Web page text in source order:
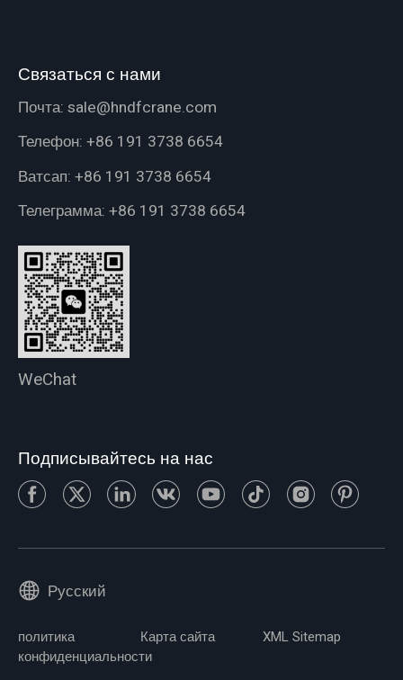
Связаться с нами
Почта: sale@hndfcrane.com
Телефон: +86 191 3738 6654
Ватсап: +86 191 3738 6654
Телеграмма: +86 191 3738 6654
WeChat
Подписывайтесь на нас
Русский
политика
конфиденциальности
Карта сайта XML Sitemap